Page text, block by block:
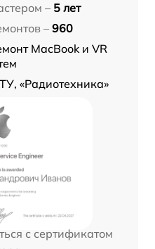
– 5 лет
– 960
MacBook и VR
«Радиотехника»
с сертификатом